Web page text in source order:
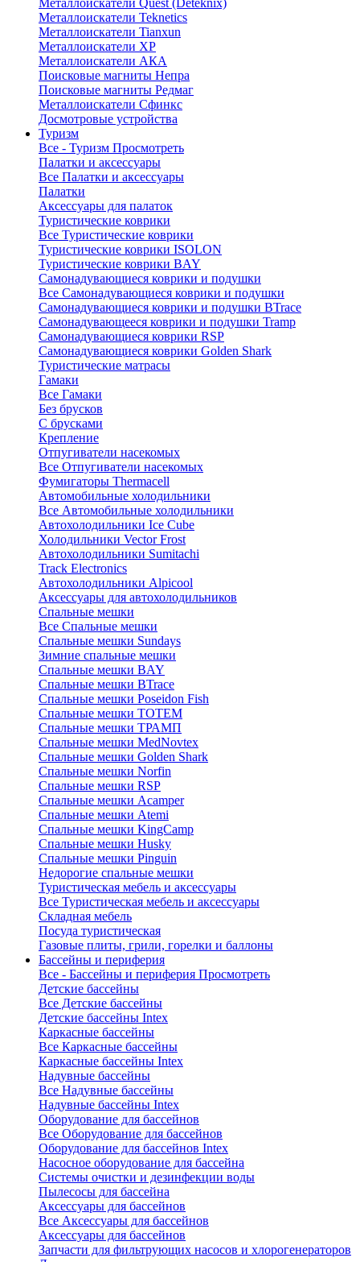
Металлоискатели Quest (Deteknix)
Металлоискатели Teknetics
Металлоискатели Tianxun
Металлоискатели XP
Металлоискатели АКА
Поисковые магниты Непра
Поисковые магниты Редмаг
Металлоискатели Сфинкс
Досмотровые устройства
Туризм
Все - Туризм Просмотреть
Палатки и аксессуары
Все Палатки и аксессуары
Палатки
Аксессуары для палаток
Туристические коврики
Все Туристические коврики
Туристические коврики ISOLON
Туристические коврики BAY
Самонадувающиеся коврики и подушки
Все Самонадувающиеся коврики и подушки
Самонадувающиеся коврики и подушки BTrace
Самонадувающееся коврики и подушки Tramp
Самонадувающиеся коврики RSP
Самонадувающиеся коврики Golden Shark
Туристические матрасы
Гамаки
Все Гамаки
Без брусков
С брусками
Крепление
Отпугиватели насекомых
Все Отпугиватели насекомых
Фумигаторы Thermacell
Автомобильные холодильники
Все Автомобильные холодильники
Автохолодильники Ice Cube
Холодильники Vector Frost
Автохолодильники Sumitachi
Track Electronics
Автохолодильники Alpicool
Аксессуары для автохолодильников
Спальные мешки
Все Спальные мешки
Спальные мешки Sundays
Зимние спальные мешки
Спальные мешки BAY
Спальные мешки BTrace
Спальные мешки Poseidon Fish
Спальные мешки ТОТЕМ
Спальные мешки ТРАМП
Cпальные мешки MedNovtex
Спальные мешки Golden Shark
Спальные мешки Norfin
Спальные мешки RSP
Спальные мешки Acamper
Спальные мешки Atemi
Спальные мешки KingCamp
Спальные мешки Husky
Спальные мешки Pinguin
Недорогие спальные мешки
Туристическая мебель и аксессуары
Все Туристическая мебель и аксессуары
Складная мебель
Посуда туристическая
Газовые плиты, грили, горелки и баллоны
Бассейны и периферия
Все - Бассейны и периферия Просмотреть
Детские бассейны
Все Детские бассейны
Детские бассейны Intex
Каркасные бассейны
Все Каркасные бассейны
Каркасные бассейны Intex
Надувные бассейны
Все Надувные бассейны
Надувные бассейны Intex
Оборудование для бассейнов
Все Оборудование для бассейнов
Оборудование для бассейнов Intex
Насосное оборудование для бассейна
Системы очистки и дезинфекции воды
Пылесосы для бассейна
Аксессуары для бассейнов
Все Аксессуары для бассейнов
Аксессуары для бассейнов
Запчасти для фильтрующих насосов и хлорогенераторов